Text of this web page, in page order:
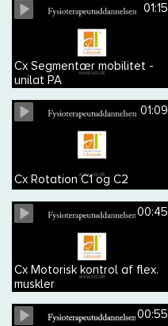
01:15
Cx Segmentær mobilitet -
unilat PA
01:09
Cx Rotation C1 og C2
00:45
Cx Motorisk kontrol af flex.
muskler
00:55